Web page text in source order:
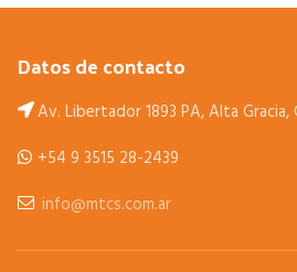
Datos de contacto
Av. Libertador 1893 PA, Alta Gracia,
+54 9 3515 28-2439
info@mtcs.com.ar